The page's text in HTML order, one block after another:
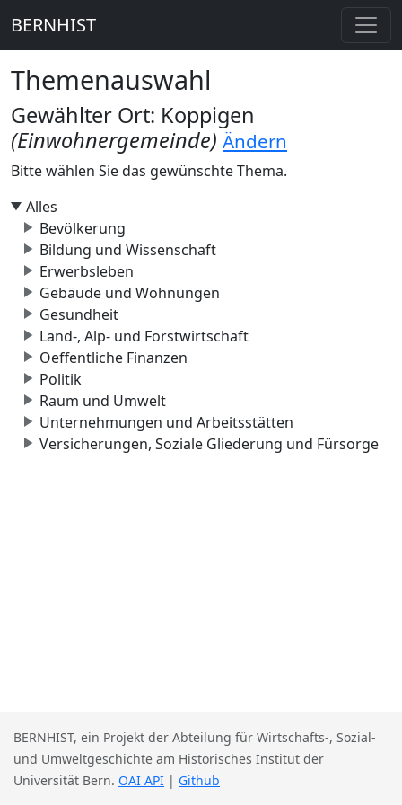
BERNHIST
Themenauswahl
Gewählter Ort: Koppigen
(Einwohnergemeinde) Ändern
Bitte wählen Sie das gewünschte Thema.
Alles
Bevölkerung
Bildung und Wissenschaft
Erwerbsleben
Gebäude und Wohnungen
Gesundheit
Land-, Alp- und Forstwirtschaft
Oeffentliche Finanzen
Politik
Raum und Umwelt
Unternehmungen und Arbeitsstätten
Versicherungen, Soziale Gliederung und Fürsorge
BERNHIST, ein Projekt der Abteilung für Wirtschafts-, Sozial-
und Umweltgeschichte am Historisches Institut der
Universität Bern. OAI API | Github